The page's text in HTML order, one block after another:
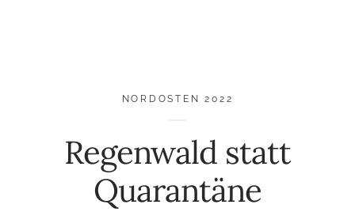
NORDOSTEN 2022
Regenwald statt
Quarantäne